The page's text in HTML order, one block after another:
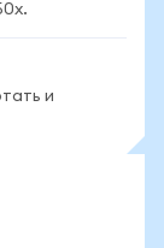
и